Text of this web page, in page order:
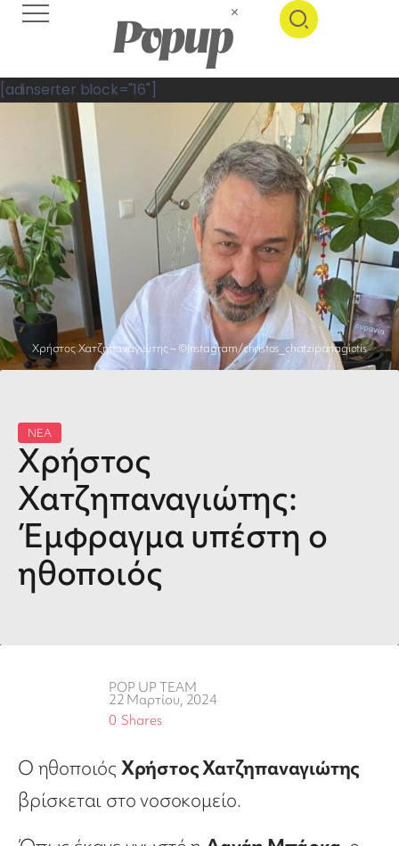
[adinserter block="16"]
ΝΕΑ
Χρήστος
Χατζηπαναγιώτης:
Έμφραγμα υπέστη ο
ηθοποιός
Χρήστος Χατζηπαναγιώτης – ©Instagram/christos_chatzipanagiotis
POP UP TEAM
22 Μαρτίου, 2024
Shares
0
Ο ηθοποιός Χρήστος Χατζηπαναγιώτης
βρίσκεται στο νοσοκομείο.